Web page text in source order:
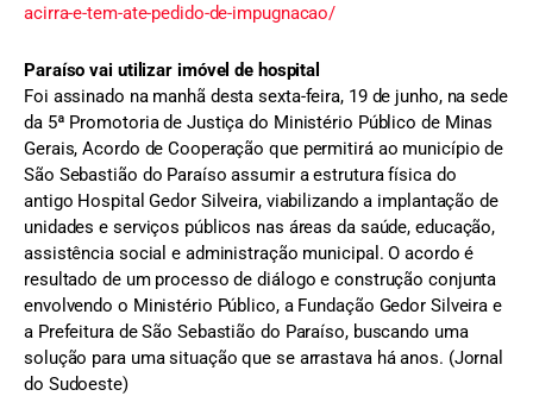
acirra-e-tem-ate-pedido-de-impugnacao/
Paraíso vai utilizar imóvel de hospital
Foi assinado na manhã desta sexta-feira, 19 de junho, na sede
da 5ª Promotoria de Justiça do Ministério Público de Minas
Gerais, Acordo de Cooperação que permitirá ao município de
São Sebastião do Paraíso assumir a estrutura física do
antigo Hospital Gedor Silveira, viabilizando a implantação de
unidades e serviços públicos nas áreas da saúde, educação,
assistência social e administração municipal. O acordo é
resultado de um processo de diálogo e construção conjunta
envolvendo o Ministério Público, a Fundação Gedor Silveira e
a Prefeitura de São Sebastião do Paraíso, buscando uma
solução para uma situação que se arrastava há anos. (Jornal
do Sudoeste)